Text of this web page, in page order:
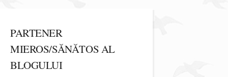
PARTENER
MIEROS/SĂNĂTOS AL
BLOGULUI